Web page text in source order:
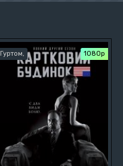
Гуртом, 1080p